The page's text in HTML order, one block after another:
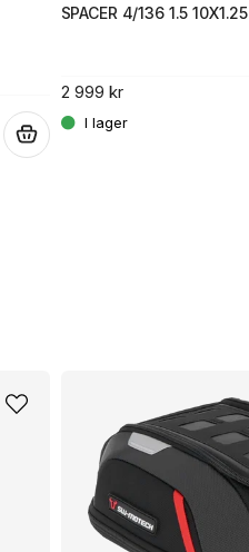
SPACER 4/136 1.5 10X1.25
2 999 kr